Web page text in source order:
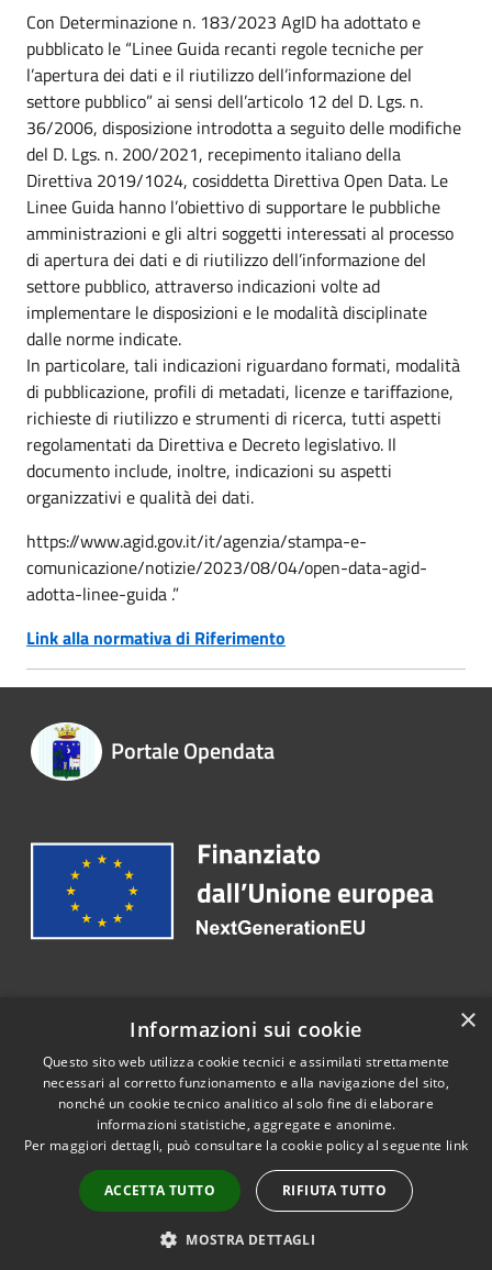
Con Determinazione n. 183/2023 AgID ha adottato e
pubblicato le “Linee Guida recanti regole tecniche per
l’apertura dei dati e il riutilizzo dell’informazione del
settore pubblico” ai sensi dell’articolo 12 del D. Lgs. n.
36/2006, disposizione introdotta a seguito delle modifiche
del D. Lgs. n. 200/2021, recepimento italiano della
Direttiva 2019/1024, cosiddetta Direttiva Open Data. Le
Linee Guida hanno l’obiettivo di supportare le pubbliche
amministrazioni e gli altri soggetti interessati al processo
di apertura dei dati e di riutilizzo dell’informazione del
settore pubblico, attraverso indicazioni volte ad
implementare le disposizioni e le modalità disciplinate
dalle norme indicate.
In particolare, tali indicazioni riguardano formati, modalità
di pubblicazione, profili di metadati, licenze e tariffazione,
richieste di riutilizzo e strumenti di ricerca, tutti aspetti
regolamentati da Direttiva e Decreto legislativo. Il
documento include, inoltre, indicazioni su aspetti
organizzativi e qualità dei dati.
https://www.agid.gov.it/it/agenzia/stampa-e-
comunicazione/notizie/2023/08/04/open-data-agid-
adotta-linee-guida .”
Link alla normativa di Riferimento
Portale Opendata
Recapiti e contatti
Telefono: 0825 849005
Accessibilità
Copyright © 2026 • Portale
Opendata • Powered by
Municipium•
Accesso
redazione
×
Informazioni sui cookie
Questo sito web utilizza cookie tecnici e assimilati strettamente
necessari al corretto funzionamento e alla navigazione del sito,
nonché un cookie tecnico analitico al solo fine di elaborare
informazioni statistiche, aggregate e anonime.
Per maggiori dettagli, può consultare la cookie policy al seguente link
ACCETTA TUTTO RIFIUTA TUTTO
MOSTRA DETTAGLI